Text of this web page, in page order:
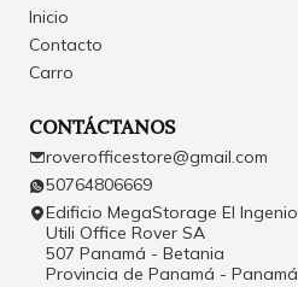
Inicio
Contacto
Carro
CONTÁCTANOS
roverofficestore@gmail.com
50764806669
Edificio MegaStorage El Ingenio
Utili Office Rover SA
507 Panamá - Betania
Provincia de Panamá - Panamá